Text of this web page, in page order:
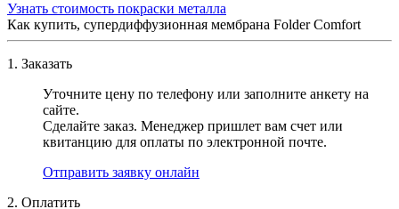
Узнать стоимость покраски металла
Как купить, супердиффузионная мембрана Folder Comfort
1. Заказать
Уточните цену по телефону или заполните анкету на
сайте.
Сделайте заказ. Менеджер пришлет вам счет или
квитанцию для оплаты по электронной почте.
Отправить заявку онлайн
2. Оплатить